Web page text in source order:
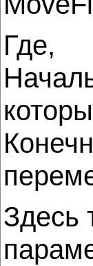
Где,
Здесь